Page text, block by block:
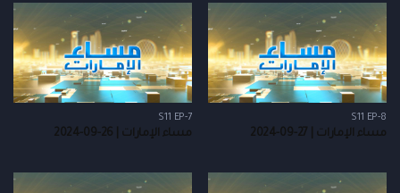
S11 EP-8
مساء الإمارات | 27-09-2024
S11 EP-7
مساء الإمارات | 26-09-2024